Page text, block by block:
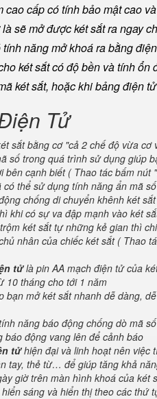
cấp có tính bảo mật cao
sẽ mở được két sắt ra ngay
năng mở khoá ra bằng
két sắt có độ bền và tính
két sắt, hoặc khi bảng điện
Tử
sắt bằng cơ "cả 2 chế độ vừa cơ
số trong quá trình sử dụng giúp
bên cạnh biết ( Thao tác bấm
thể sử dụng tính năng ẩn mã số
chống di chuyển khênh két
khi có sự va đập mạnh vào két
két sắt tự những kẻ gian thì
nhân của chiếc két sắt ( Thao
tửlà pin AA mạch điện tử của
10 tháng cho tới 1 năm
bạn mở két sắt nhanh dễ dàng,
năng báo động chống dò mã
báo động vang lên để cảnh báo
tửhiện đại và linh hoạt nên việc
tay, thẻ từ… để giúp tăng khả
giờ trên màn hình khoá của
sáng và hiển thị theo các thứ